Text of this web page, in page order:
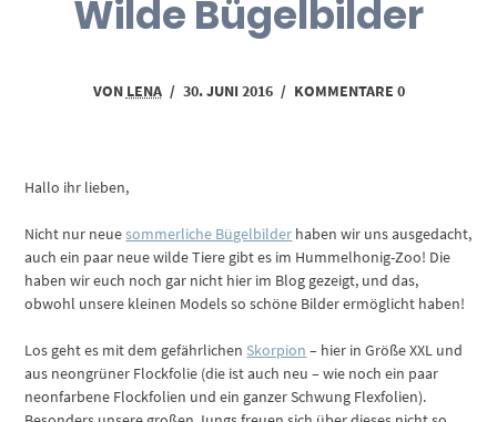
Wilde Bügelbilder
VON LENA / 30. JUNI 2016 / KOMMENTARE 0
Hallo ihr lieben,
Nicht nur neuesommerliche Bügelbilder haben wir uns ausgedacht,
auch ein paar neue wilde Tiere gibt es im Hummelhonig-Zoo! Die
haben wir euch noch gar nicht hier im Blog gezeigt, und das,
obwohl unsere kleinen Models so schöne Bilder ermöglicht haben!
Los geht es mit dem gefährlichen Skorpion – hier in Größe XXL und
aus neongrüner Flockfolie (die ist auch neu – wie noch ein paar
neonfarbene Flockfolien und ein ganzer Schwung Flexfolien).